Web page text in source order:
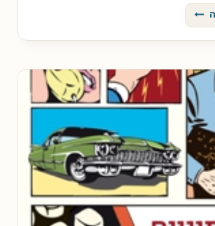
בריגדות
הרפאים
/
סקאלזי